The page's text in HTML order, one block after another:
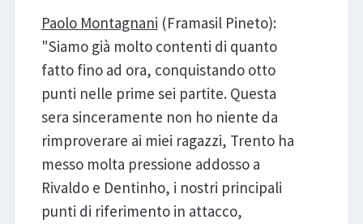
Paolo Montagnani (Framasil Pineto):
"Siamo già molto contenti di quanto
fatto fino ad ora, conquistando otto
punti nelle prime sei partite. Questa
sera sinceramente non ho niente da
rimproverare ai miei ragazzi, Trento ha
messo molta pressione addosso a
Rivaldo e Dentinho, i nostri principali
punti di riferimento in attacco,